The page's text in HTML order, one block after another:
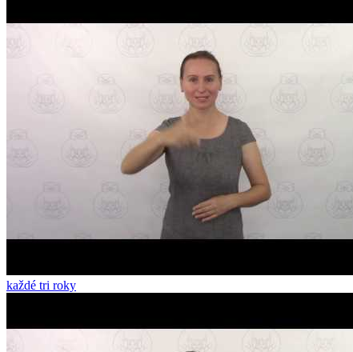
každé tri roky